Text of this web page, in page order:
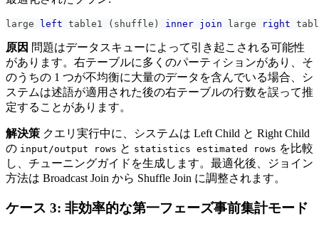
large left table1 ( shuffle ) inner join large right
原因 問題はデータスキューによって引き起こされる可能性
があります。右テーブルに多くのパーティションがあり、そ
のうちの 1 つが不均衡に大量のデータを含んでいる場合、シ
ステムは述語が適用された後の右テーブルの行数を誤って推
定することがあります。
解決策 クエリ実行中に、システムは Left Child と Right Child
の input/output rows と statistics estimated rows を比較
し、チューニングガイドを生成します。最適化後、ジョイン
方法は Broadcast Join から Shuffle Join に調整されます。
ケース 3: 非効率的な第一フェーズ事前集計モード